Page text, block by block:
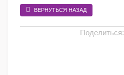
ВЕРНУТЬСЯ НАЗАД
Поделиться: